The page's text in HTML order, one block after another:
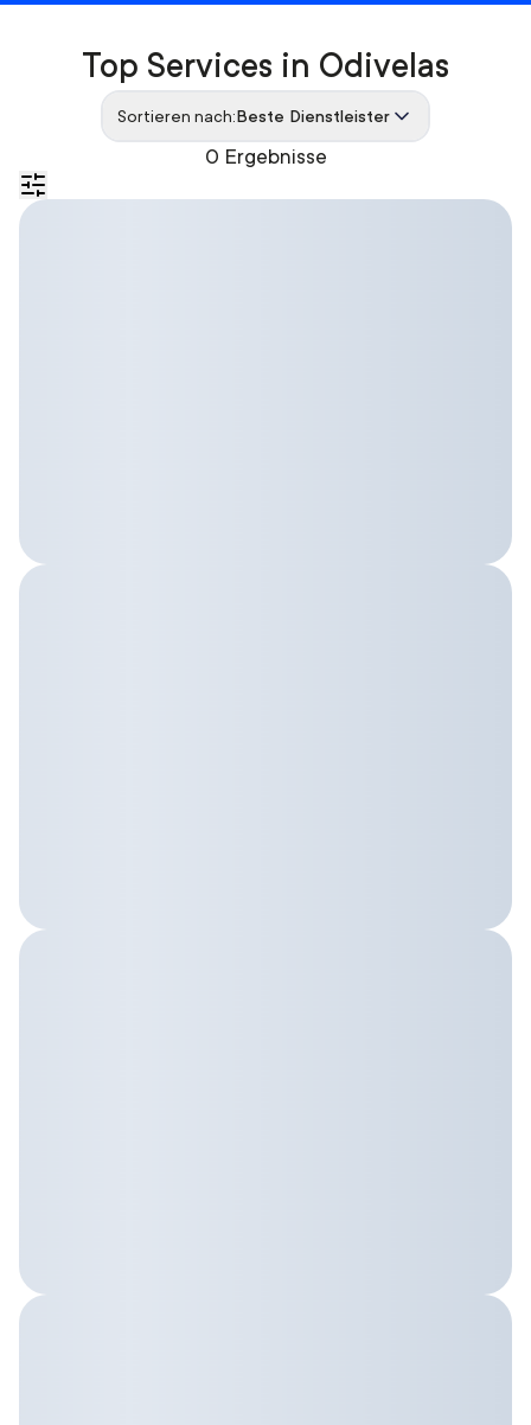
0 Ergebnisse
Top Services in Odivelas
Sortieren nach:Beste Dienstleister